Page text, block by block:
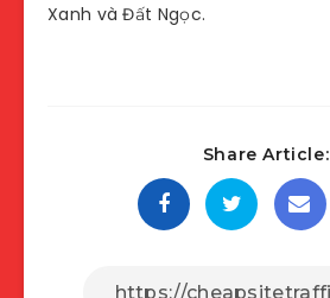
Xanh và Đất Ngọc.
Share Article: